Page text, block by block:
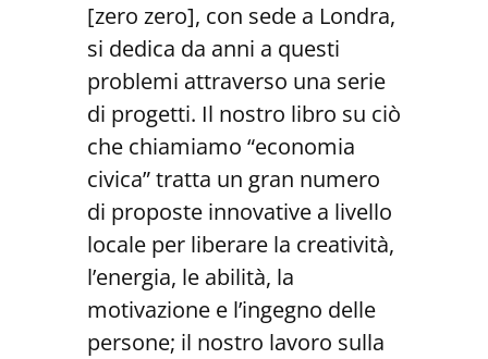
[zero zero], con sede a Londra,
si dedica da anni a questi
problemi attraverso una serie
di progetti. Il nostro libro su ciò
che chiamiamo “economia
civica” tratta un gran numero
di proposte innovative a livello
locale per liberare la creatività,
l’energia, le abilità, la
motivazione e l’ingegno delle
persone; il nostro lavoro sulla